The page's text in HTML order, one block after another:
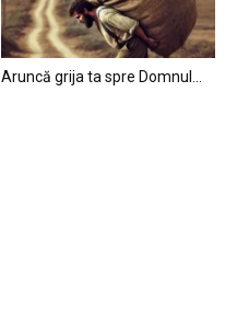
Aruncă grija ta spre Domnul…